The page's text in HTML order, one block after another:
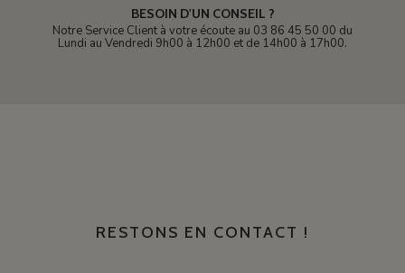
BESOIN D'UN CONSEIL ?
Notre Service Client à votre écoute au 03 86 45 50 00 du
Lundi au Vendredi 9h00 à 12h00 et de 14h00 à 17h00.
RESTONS EN CONTACT !